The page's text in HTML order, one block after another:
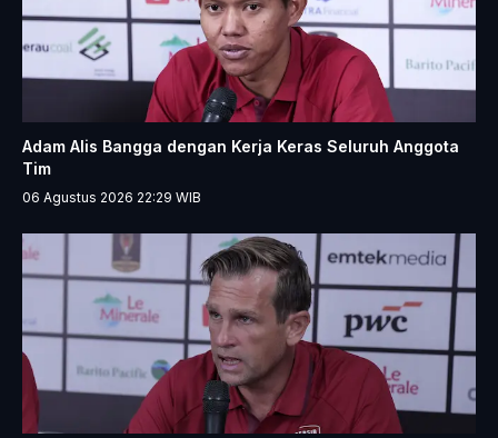
Adam Alis Bangga dengan Kerja Keras Seluruh Anggota
Tim
06 Agustus 2026 22:29 WIB